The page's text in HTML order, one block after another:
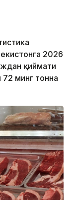
2026
қиймати
72 минг тонна